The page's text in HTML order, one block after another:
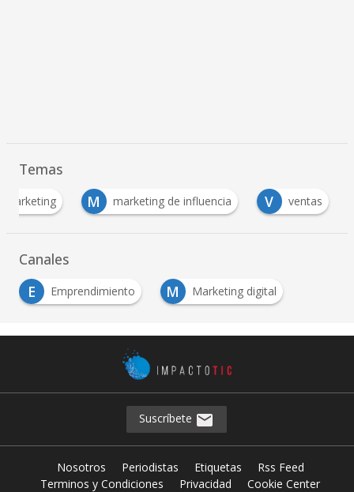
Temas
Marketing M marketing de influencia V ventas
Canales
E
Emprendimiento M Marketing digital
Suscríbete
Nosotros Periodistas Etiquetas
Rss Feed
Terminos y Condiciones
Privacidad Cookie Center